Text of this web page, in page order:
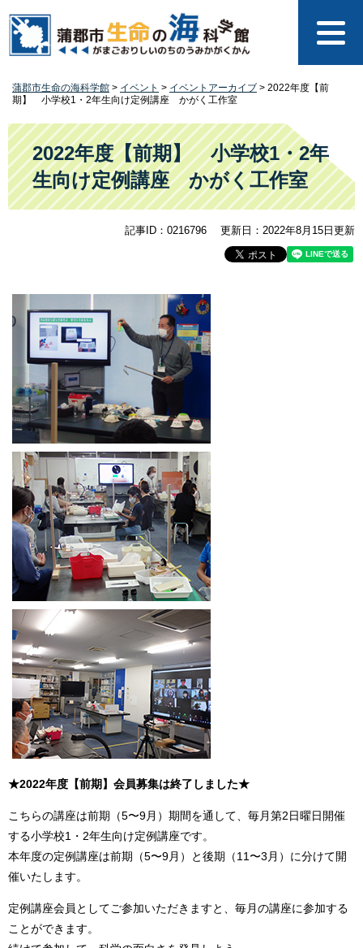
の
す
。
ー
し
て
本
文
へ
蒲郡市生命の海科学館 > イベント > イベントアーカイブ > 2022年度【前
期】 小学校1・2年生向け定例講座 かがく工作室
本
文
2022年度【前期】 小学校1・2年
生向け定例講座 かがく工作室
記事ID：0216796 更新日：2022年8月15日更新
★2022年度【前期】会員募集は終了しました★
こちらの講座は前期（5〜9月）期間を通して、毎月第2日曜日開催
する小学校1・2年生向け定例講座です。
本年度の定例講座は前期（5〜9月）と後期（11〜3月）に分けて開
催いたします。
定例講座会員としてご参加いただきますと、毎月の講座に参加する
ことができます。